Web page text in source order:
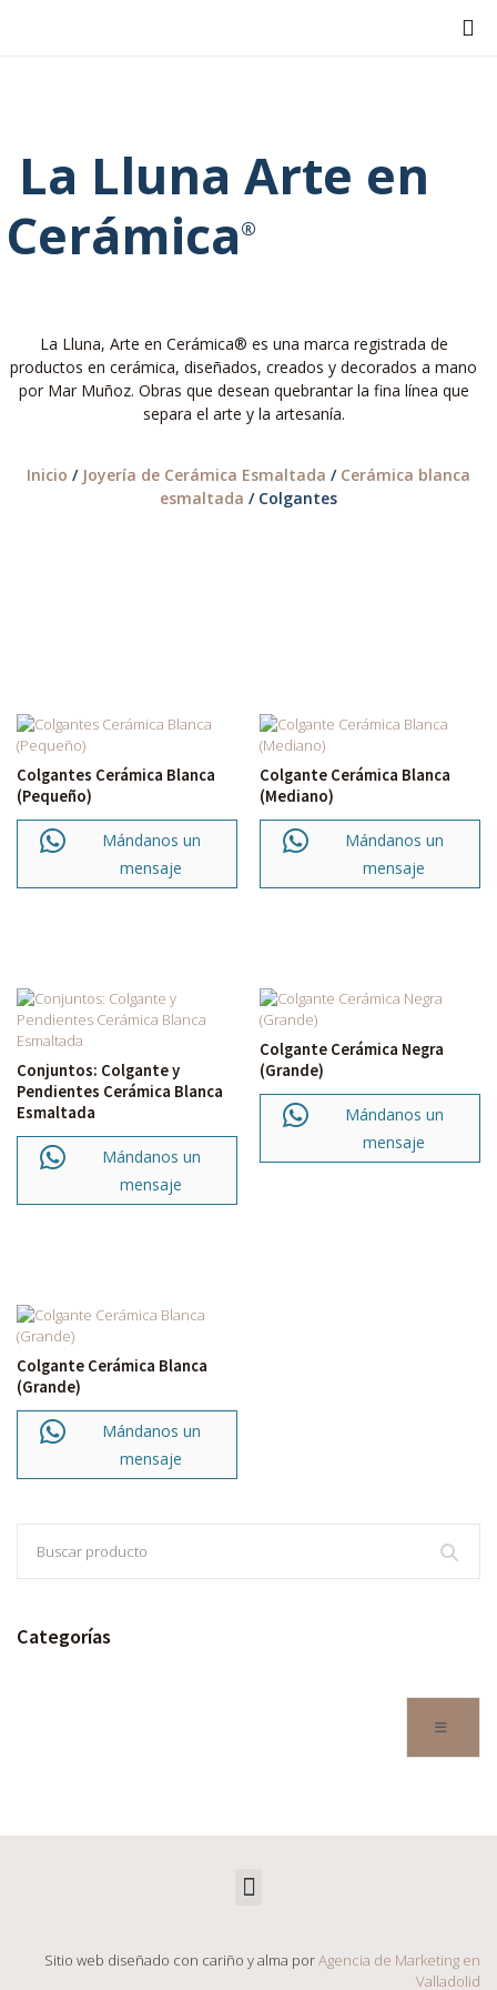
La Lluna Arte en
Cerámica®
La Lluna, Arte en Cerámica® es una marca registrada de
productos en cerámica, diseñados, creados y decorados a mano
por Mar Muñoz. Obras que desean quebrantar la fina línea que
separa el arte y la artesanía.
Inicio / Joyería de Cerámica Esmaltada / Cerámica blanca
esmaltada / Colgantes
Categorías
Colgantes Cerámica Blanca
(Pequeño)
Mándanos un
mensaje
Colgante Cerámica Blanca
(Mediano)
Mándanos un
mensaje
Conjuntos: Colgante y
Pendientes Cerámica Blanca
Esmaltada
Mándanos un
mensaje
Colgante Cerámica Negra
(Grande)
Mándanos un
mensaje
Colgante Cerámica Blanca
(Grande)
Mándanos un
mensaje
Sitio web diseñado con cariño y alma porAgencia de Marketing en
Valladolid